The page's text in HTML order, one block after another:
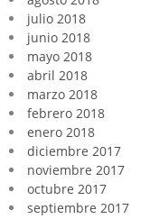
julio 2018
junio 2018
mayo 2018
abril 2018
marzo 2018
febrero 2018
enero 2018
diciembre 2017
noviembre 2017
octubre 2017
septiembre 2017